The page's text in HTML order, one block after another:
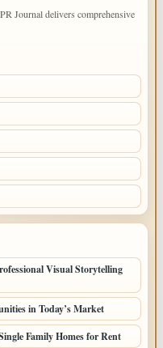
Journal delivers comprehensive
Visual Storytelling
in Today’s Market
Family Homes for Rent